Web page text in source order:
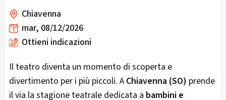
Chiavenna
mar, 08/12/2026
Ottieni indicazioni
Il teatro diventa un momento di scoperta e
divertimento per i più piccoli. A Chiavenna (SO) prende
il via la stagione teatrale dedicata a bambini e